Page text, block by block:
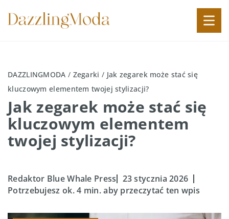
DAZZLINGMODA / Zegarki / Jak zegarek może stać się
kluczowym elementem twojej stylizacji?
Jak zegarek może stać się
kluczowym elementem
twojej stylizacji?
Redaktor Blue Whale Press
23 stycznia 2026
Potrzebujesz ok. 4 min. aby przeczytać ten wpis